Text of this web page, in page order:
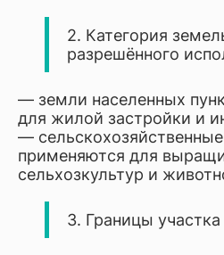
2. Категория
разрешённого
— земли населенных
для жилой застройки и
—
применяются для
сельхозкультур и
3. Границы участка